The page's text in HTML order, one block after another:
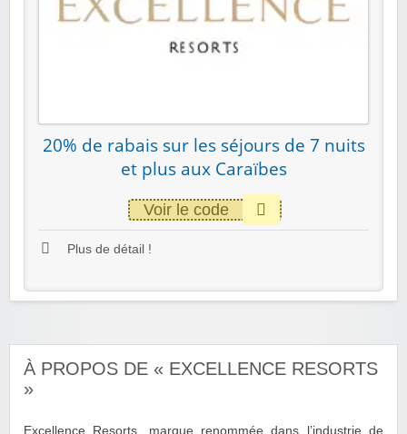
20% de rabais sur les séjours de 7 nuits
et plus aux Caraïbes
Voir le code
Plus de détail !
À PROPOS DE « EXCELLENCE RESORTS
»
Excellence Resorts, marque renommée dans l’industrie de